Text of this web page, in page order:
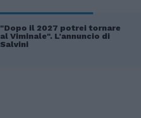
"Dopo il 2027 potrei tornare
al Viminale". L'annuncio di
Salvini